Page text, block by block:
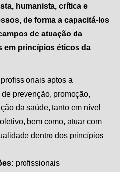
humanista, crítica e
de forma a capacitá-los
de atuação da
em princípios éticos da
profissionais aptos a
prevenção, promoção,
da saúde, tanto em nível
bem como, atuar com
dentro dos princípios
profissionais